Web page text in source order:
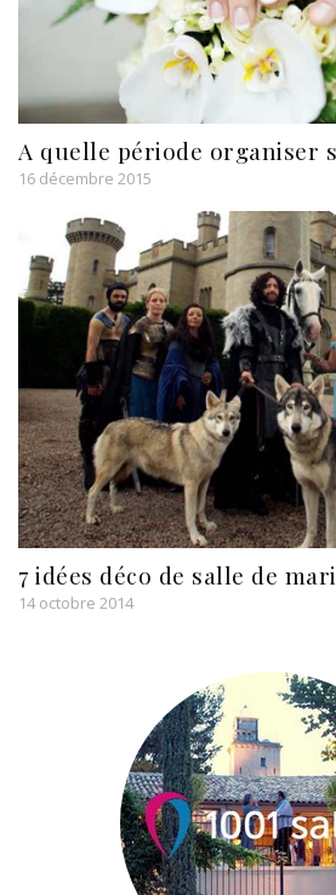
A quelle période organiser
16 décembre 2015
7 idées déco de salle de
14 octobre 2014